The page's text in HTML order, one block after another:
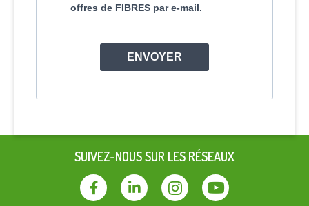
offres de FIBRES par e-mail.
ENVOYER
SUIVEZ-NOUS SUR LES RÉSEAUX
FacebookLinkedinInstagramYoutube